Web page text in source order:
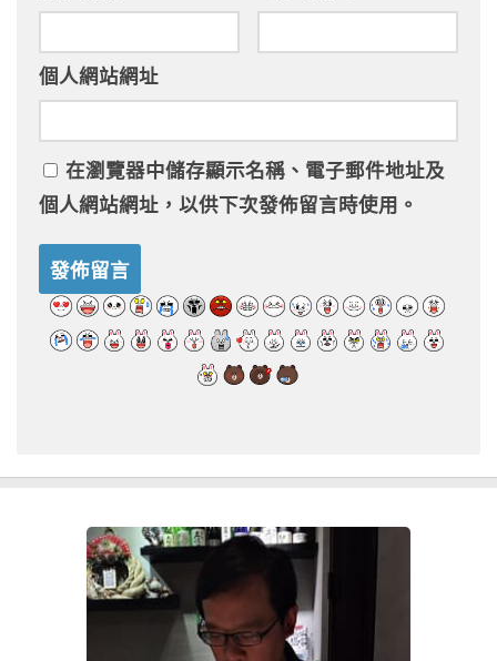
個人網站網址
在瀏覽器中儲存顯示名稱、電子郵件地址及
個人網站網址，以供下次發佈留言時使用。